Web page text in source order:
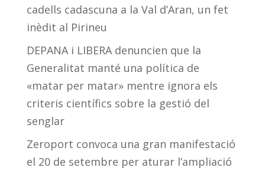
cadells cadascuna a la Val d’Aran, un fet
inèdit al Pirineu
DEPANA i LIBERA denuncien que la
Generalitat manté una política de
«matar per matar» mentre ignora els
criteris científics sobre la gestió del
senglar
Zeroport convoca una gran manifestació
el 20 de setembre per aturar l’ampliació